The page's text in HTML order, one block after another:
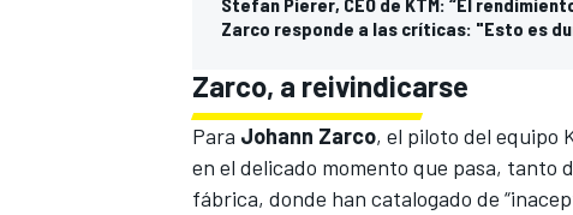
Stefan Pierer, CEO de KTM: “El
Zarco responde a las críticas: "Esto es
Zarco, a reivindicarse
Para Johann Zarco, el piloto del equipo
en el delicado momento que pasa, tanto
fábrica, donde han catalogado de